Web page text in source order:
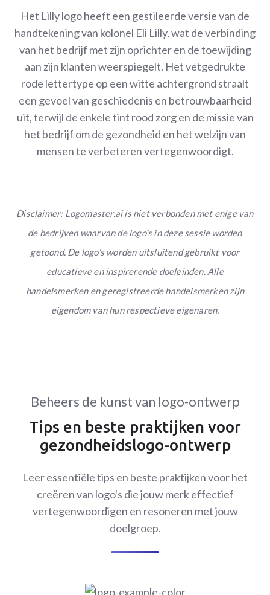
Het Lilly logo heeft een gestileerde versie van de
handtekening van kolonel Eli Lilly, wat de verbinding
van het bedrijf met zijn oprichter en de toewijding
aan zijn klanten weerspiegelt. Het vetgedrukte
rode lettertype op een witte achtergrond straalt
een gevoel van geschiedenis en betrouwbaarheid
uit, terwijl de enkele tint rood zorg en de missie van
het bedrijf om de gezondheid en het welzijn van
mensen te verbeteren vertegenwoordigt.
Disclaimer: Logomaster.ai is niet verbonden met enige van
de bedrijven waarvan de logo's in deze sessie worden
getoond. De logo's worden uitsluitend gebruikt voor
educatieve en inspirerende doeleinden. Alle
handelsmerken en geregistreerde handelsmerken zijn
eigendom van hun respectieve eigenaren.
Beheers de kunst van logo-ontwerp
Tips en beste praktijken voor
gezondheidslogo-ontwerp
Leer essentiële tips en beste praktijken voor het
creëren van logo's die jouw merk effectief
vertegenwoordigen en resoneren met jouw
doelgroep.